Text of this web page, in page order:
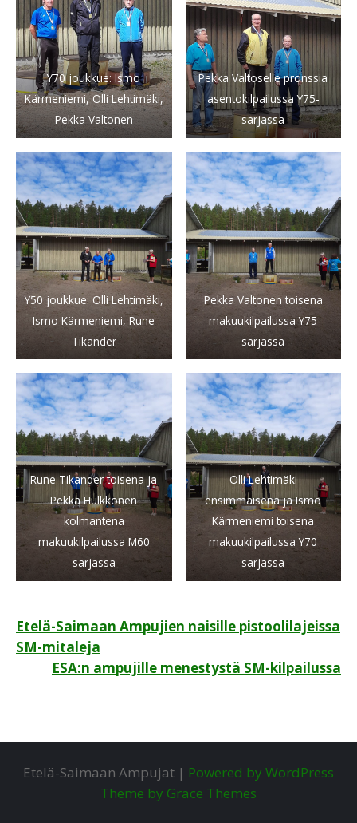
Y70 joukkue: Ismo
Kärmeniemi, Olli Lehtimäki,
Pekka Valtonen
Pekka Valtoselle pronssia
asentokilpailussa Y75-
sarjassa
Y50 joukkue: Olli Lehtimäki,
Ismo Kärmeniemi, Rune
Tikander
Pekka Valtonen toisena
makuukilpailussa Y75
sarjassa
Rune Tikander toisena ja
Pekka Hulkkonen
kolmantena
makuukilpailussa M60
sarjassa
Olli Lehtimäki
ensimmäisenä ja Ismo
Kärmeniemi toisena
makuukilpailussa Y70
sarjassa
Artikkelien
selaus
Etelä-Saimaan Ampujien naisille pistoolilajeissa
SM-mitaleja
ESA:n ampujille menestystä SM-kilpailussa
Etelä-Saimaan Ampujat | Powered by WordPress
Theme by Grace Themes